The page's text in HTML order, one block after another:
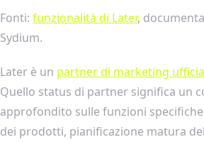
Fonti: funzionalità di Later,
Sydium.
Later è un partner di marketing
Quello status di partner significa un
approfondito sulle funzioni
dei prodotti, pianificazione matura